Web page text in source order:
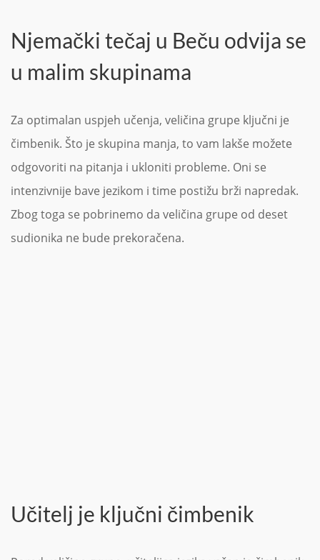
Njemački tečaj u Beču odvija se
u malim skupinama
Za optimalan uspjeh učenja, veličina grupe ključni je
čimbenik. Što je skupina manja, to vam lakše možete
odgovoriti na pitanja i ukloniti probleme. Oni se
intenzivnije bave jezikom i time postižu brži napredak.
Zbog toga se pobrinemo da veličina grupe od deset
sudionika ne bude prekoračena.
Učitelj je ključni čimbenik